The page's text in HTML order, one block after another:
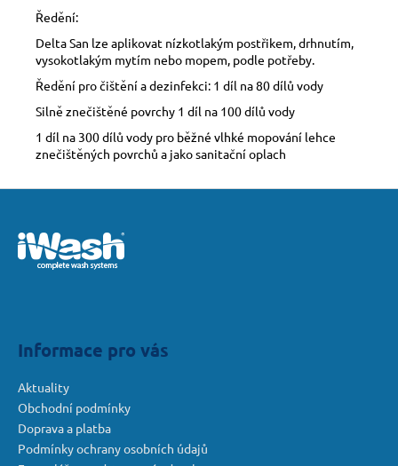
Ředění:
Delta San lze aplikovat nízkotlakým postřikem, drhnutím,
vysokotlakým mytím nebo mopem, podle potřeby.
Ředění pro čištění a dezinfekci: 1 díl na 80 dílů vody
Silně znečištěné povrchy 1 díl na 100 dílů vody
1 díl na 300 dílů vody pro běžné vlhké mopování lehce
znečištěných povrchů a jako sanitační oplach
Informace pro vás
Aktuality
Obchodní podmínky
Doprava a platba
Podmínky ochrany osobních údajů